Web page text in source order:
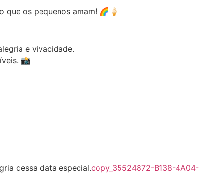
que os pequenos amam! 🌈🍦
e vivacidade.
📸
dessa data especial.copy_35524872-B138-4A04-